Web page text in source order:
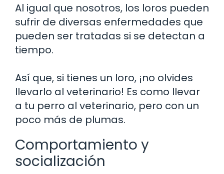
Al igual que nosotros, los loros pueden
sufrir de diversas enfermedades que
pueden ser tratadas si se detectan a
tiempo.
Así que, si tienes un loro, ¡no olvides
llevarlo al veterinario! Es como llevar
a tu perro al veterinario, pero con un
poco más de plumas.
Comportamiento y
socialización